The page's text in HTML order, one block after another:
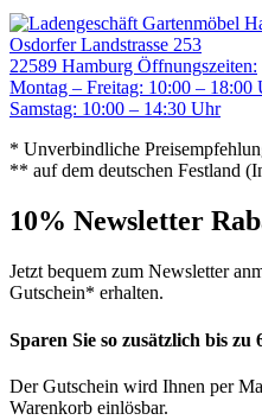
Gartenmöbel
Osdorfer Landstrasse 253
22589 Hamburg Öffnungszeiten:
Montag – Freitag: 10:00 – 18:00
Samstag: 10:00 – 14:30 Uhr
* Unverbindliche
** auf dem deutschen Festland
10% Newsletter
Jetzt bequem zum Newsletter
Gutschein* erhalten.
Sparen Sie so zusätzlich bis zu
Der Gutschein wird Ihnen per
Warenkorb einlösbar.